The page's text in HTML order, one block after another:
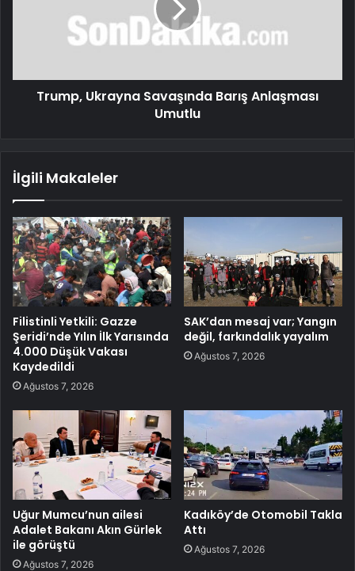
Trump, Ukrayna Savaşında Barış Anlaşması
Umutlu
İlgili Makaleler
Filistinli Yetkili: Gazze
Şeridi’nde Yılın İlk Yarısında
4.000 Düşük Vakası
Kaydedildi
Ağustos 7, 2026
SAK’dan mesaj var; Yangın
değil, farkındalık yayalım
Ağustos 7, 2026
Uğur Mumcu’nun ailesi
Adalet Bakanı Akın Gürlek
ile görüştü
Ağustos 7, 2026
Kadıköy’de Otomobil Takla
Attı
Ağustos 7, 2026